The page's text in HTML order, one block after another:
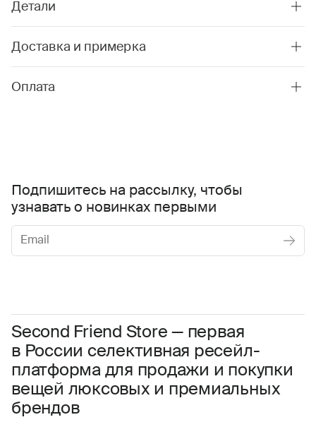
Детали
Доставка и примерка
Оплата
Second Friend Store — первая
в России селективная ресейл-
платформа для продажи и покупки
вещей люксовых и премиальных
брендов
Подпишитесь на рассылку, чтобы
узнавать о новинках первыми
Соглашаюсь с условиями Пользовательского соглашения
Даю согласие на получение рекламной информации.